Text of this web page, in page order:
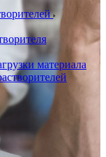
материала